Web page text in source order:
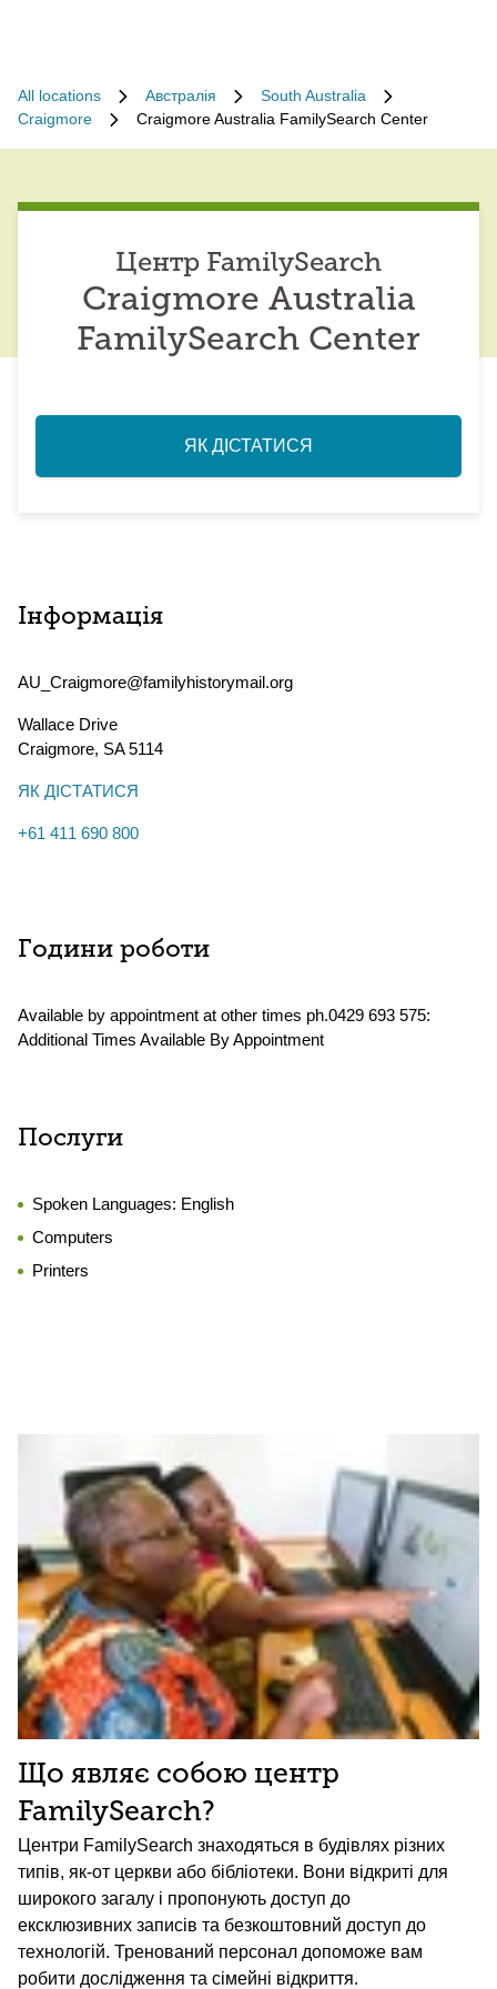
All locations Австралія
South Australia
Craigmore
Craigmore Australia FamilySearch Center
Центр FamilySearch
Craigmore Australia
FamilySearch Center
ЯК ДІСТАТИСЯ
Інформація
AU_Craigmore@familyhistorymail.org
Wallace Drive
Craigmore, SA5114
ЯК ДІСТАТИСЯ
+61 411 690 800
Години роботи
Available by appointment at other times ph.0429 693 575:
Additional Times Available By Appointment
Послуги
Spoken Languages: English
Computers
Printers
Що являє собою центр
FamilySearch?
Центри FamilySearch знаходяться в будівлях різних
типів, як-от церкви або бібліотеки. Вони відкриті для
широкого загалу і пропонують доступ до
ексклюзивних записів та безкоштовний доступ до
технологій. Тренований персонал допоможе вам
робити дослідження та сімейні відкриття.